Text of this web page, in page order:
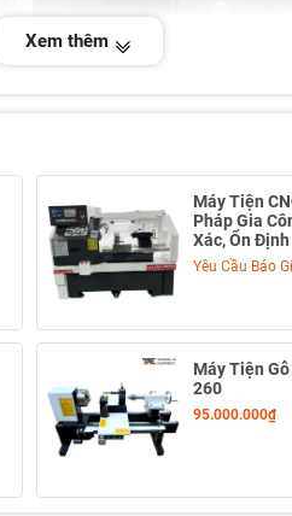
ổn định
khi tiện
chu kỳ
Xem thêm
Máy Tiện
Pháp Gia
Xác, Ổn Định
Yêu Cầu Báo
Máy Tiện
260
95.000.000₫